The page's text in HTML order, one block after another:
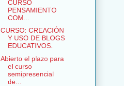
CURSO
PENSAMIENTO
COM...
CURSO: CREACIÓN
Y USO DE BLOGS
EDUCATIVOS.
Abierto el plazo para
el curso
semipresencial
de...